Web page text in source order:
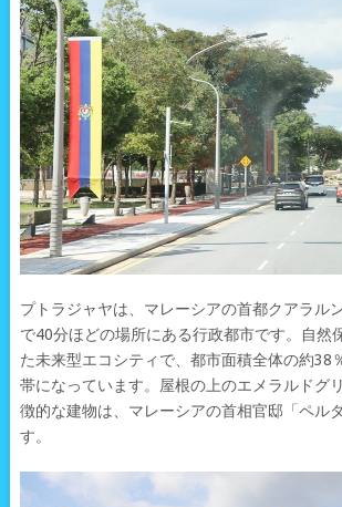
プトラジャヤは、マレーシアの首都クアラル
で40分ほどの場所にある行政都市です。自然
た未来型エコシティで、都市面積全体の約38
帯になっています。屋根の上のエメラルドグ
徴的な建物は、マレーシアの首相官邸「ペル
す。